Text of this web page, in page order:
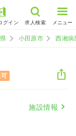
グイン 求人検索 メニュー
小田原市 西湘病
施設情報